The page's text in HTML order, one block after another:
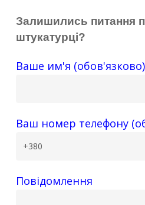
Залишились питання
штукатурці?
Ваше им'я (обов'язково)
Ваш номер телефону
Повідомлення